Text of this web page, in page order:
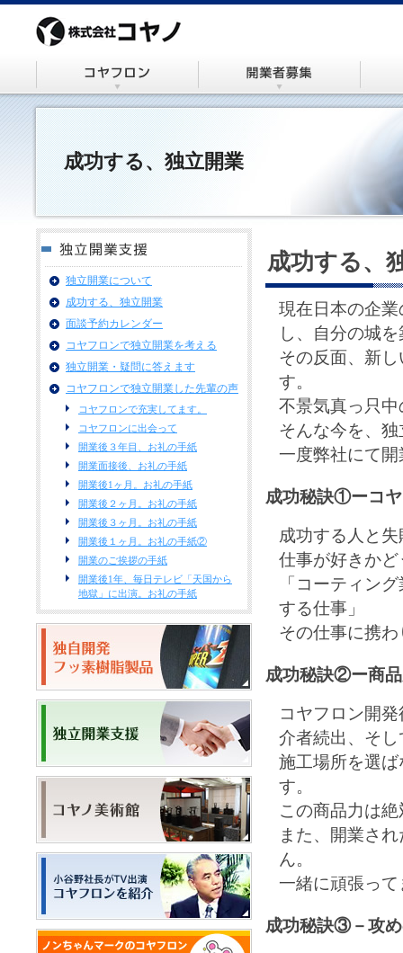
成功する、独立開業
成功する、
現在日本の企
し、自分の城
その反面、新
す。
不景気真っ只
そんな今を、
一度弊社にて
成功秘訣①ーコ
成功する人と
仕事が好きか
「コーティン
する仕事」
その仕事に携
成功秘訣②ー商
コヤフロン開
介者続出、そ
施工場所を選
す。
この商品力は
また、開業さ
ん。
一緒に頑張っ
成功秘訣③－攻
独立開業について
成功する、独立開業
面談予約カレンダー
コヤフロンで独立開業を考える
独立開業・疑問に答えます
コヤフロンで独立開業した先輩の声
コヤフロンで充実してます。
コヤフロンに出会って
開業後３年目、お礼の手紙
開業面接後、お礼の手紙
開業後1ヶ月。お礼の手紙
開業後２ヶ月。お礼の手紙
開業後３ヶ月。お礼の手紙
開業後１ヶ月。お礼の手紙②
開業のご挨拶の手紙
開業後1年、毎日テレビ「天国から
地獄」に出演。お礼の手紙